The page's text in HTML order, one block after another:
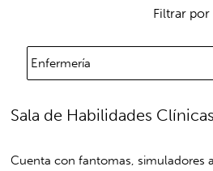
Filtrar por
Sala de Habilidades
Cuenta con fantomas, simuladores